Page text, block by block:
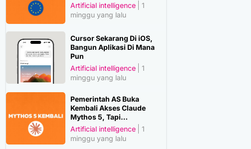
Artificial intelligence
1
minggu yang lalu
Cursor Sekarang Di iOS,
Bangun Aplikasi Di Mana
Pun
Artificial intelligence
1
minggu yang lalu
Pemerintah AS Buka
Kembali Akses Claude
Mythos 5, Tapi…
Artificial intelligence
1
minggu yang lalu